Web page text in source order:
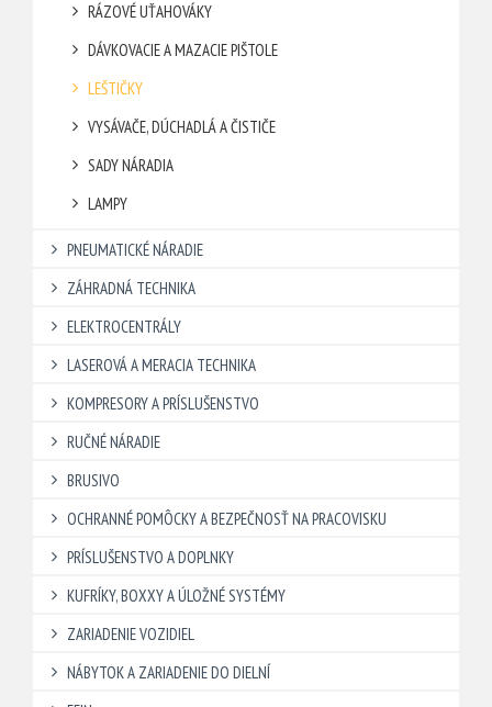
RÁZOVÉ UŤAHOVÁKY
DÁVKOVACIE A MAZACIE PIŠTOLE
LEŠTIČKY
VYSÁVAČE, DÚCHADLÁ A ČISTIČE
SADY NÁRADIA
LAMPY
PNEUMATICKÉ NÁRADIE
ZÁHRADNÁ TECHNIKA
ELEKTROCENTRÁLY
LASEROVÁ A MERACIA TECHNIKA
KOMPRESORY A PRÍSLUŠENSTVO
RUČNÉ NÁRADIE
BRUSIVO
OCHRANNÉ POMÔCKY A BEZPEČNOSŤ NA PRACOVISKU
PRÍSLUŠENSTVO A DOPLNKY
KUFRÍKY, BOXXY A ÚLOŽNÉ SYSTÉMY
ZARIADENIE VOZIDIEL
NÁBYTOK A ZARIADENIE DO DIELNÍ